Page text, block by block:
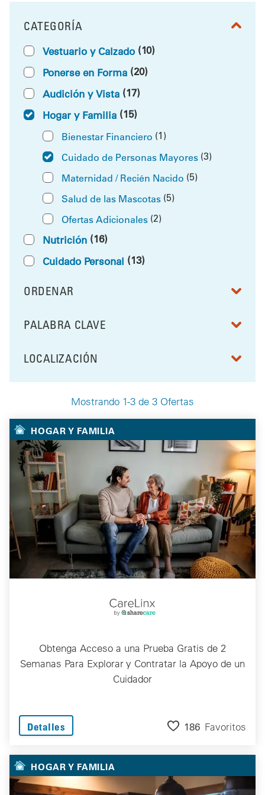
Mostrando 1-3 de 3 Ofertas
FILTRAR POR
CATEGORÍA
Vestuario y Calzado (10)
Ponerse en Forma (20)
Audición y Vista (17)
Hogar y Familia (15)
Bienestar Financiero (1)
Cuidado de Personas Mayores (3)
Maternidad / Recién Nacido (5)
Salud de las Mascotas (5)
Ofertas Adicionales (2)
Nutrición (16)
Cuidado Personal (13)
ORDENAR
RESULTS BY
FILTRAR POR
PALABRA CLAVE
FILTRAR POR
LOCALIZACIÓN
Your Selected Deals
HOGAR Y FAMILIA
Obtenga Acceso a una Prueba Gratis de 2
Semanas Para Explorar y Contratar la Apoyo de un
Cuidador
Detalles 186 Favoritos
HOGAR Y FAMILIA